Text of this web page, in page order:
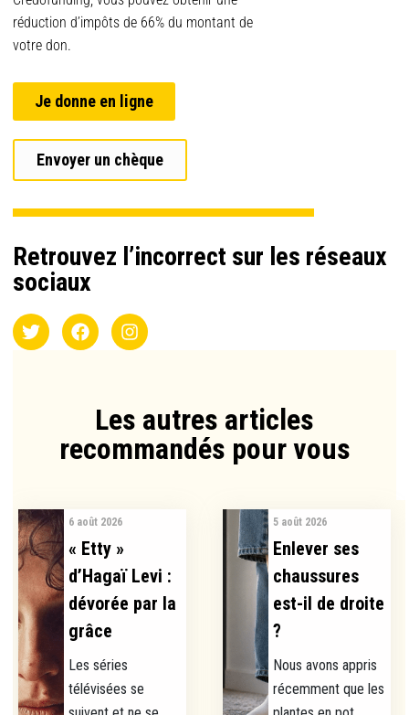
réduction d’impôts de 66% du montant de
votre don.
Je donne en ligne
Envoyer un chèque
Retrouvez l’incorrect sur les réseaux
sociaux
Les autres articles
recommandés pour vous​
6 août 2026
« Etty »
d’Hagaï Levi :
dévorée par la
grâce
Les séries
télévisées se
5 août 2026
Enlever ses
chaussures
est-il de droite
?
Nous avons appris
récemment que les